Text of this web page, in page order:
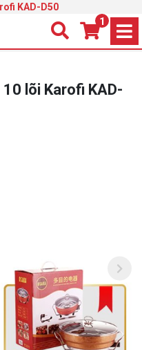
KAD-D50
1
lõi Karofi KAD-